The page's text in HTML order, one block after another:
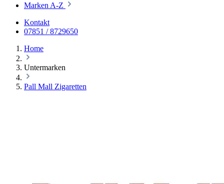
Marken A-Z
Kontakt
07851 / 8729650
Home
Untermarken
Pall Mall Zigaretten